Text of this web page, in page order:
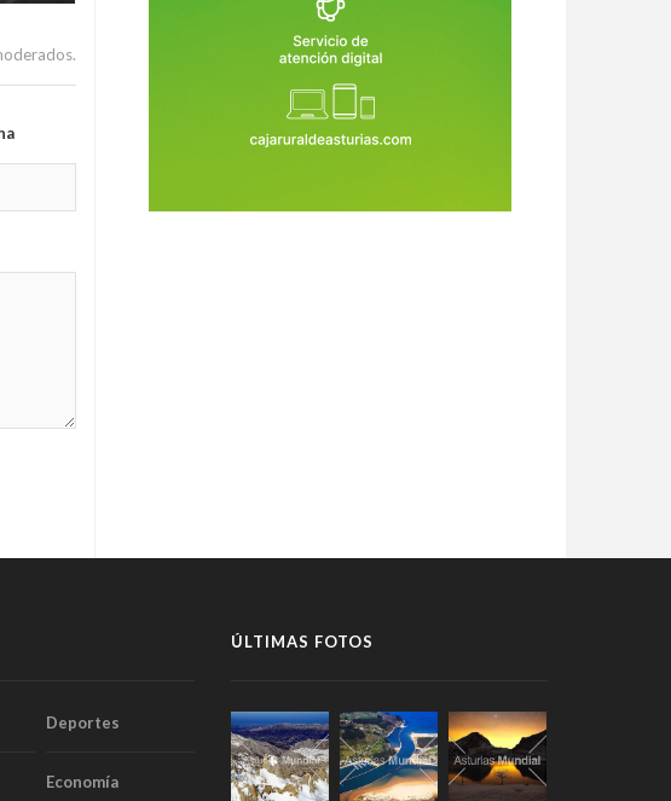
Guardia Civil y tenía prohibido
Deportes
Economía
ÚLTIMAS FOTOS